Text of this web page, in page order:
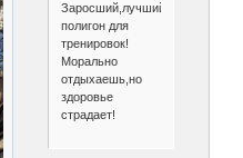
Заросший,лучший
полигон для
тренировок!
Морально
отдыхаешь,но
здоровье
страдает!